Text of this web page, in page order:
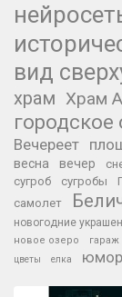
вид
храм Храм
городское
Вечереет
весна вечер
сугроб
сугробы
самолет
новогодние
новое озеро
гараж
цветы
елка юмор